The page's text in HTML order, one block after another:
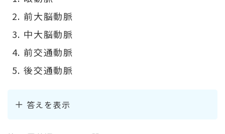
前大脳動脈
中大脳動脈
前交通動脈
後交通動脈
答えを表示